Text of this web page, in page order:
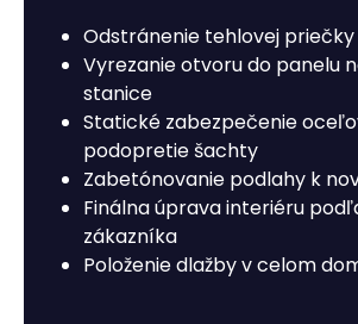
Odstránenie tehlovej priečky
Vyrezanie otvoru do panelu
stanice
Statické zabezpečenie
podopretie šachty
Zabetónovanie podlahy k
Finálna úprava interiéru
zákazníka
Položenie dlažby v celom